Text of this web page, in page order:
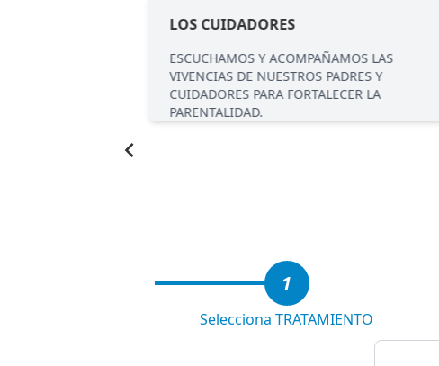
LOS CUIDADORES
ESCUCHAMOS Y ACOMPAÑAMOS LAS
VIVENCIAS DE NUESTROS PADRES Y
CUIDADORES PARA FORTALECER LA
PARENTALIDAD.
1
Selecciona TRATAMIENTO